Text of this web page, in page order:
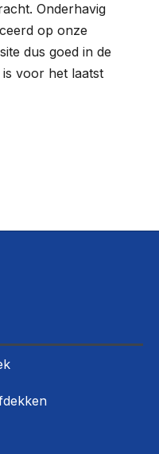
Onderhavig
op onze
dus goed in de
voor het laatst